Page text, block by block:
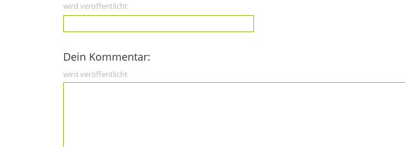
wird veröffentlicht
Dein Kommentar:
wird veröffentlicht